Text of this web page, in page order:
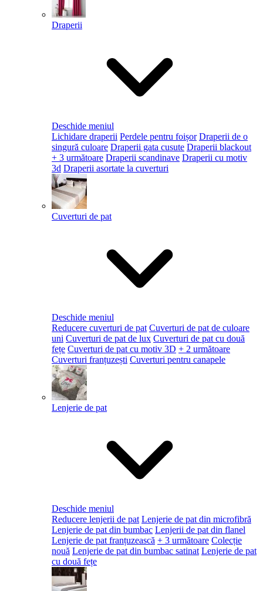
Draperii
Deschide meniul
Lichidare draperii Perdele pentru foișor Draperii de o
singură culoare Draperii gata cusute Draperii blackout
+ 3 următoare Draperii scandinave Draperii cu motiv
3d Draperii asortate la cuverturi
Cuverturi de pat
Deschide meniul
Reducere cuverturi de pat Cuverturi de pat de culoare
uni Cuverturi de pat de lux Cuverturi de pat cu două
fețe Cuverturi de pat cu motiv 3D + 2 următoare
Cuverturi franțuzești Cuverturi pentru canapele
Lenjerie de pat
Deschide meniul
Reducere lenjerii de pat Lenjerie de pat din microfibră
Lenjerie de pat din bumbac Lenjerii de pat din flanel
Lenjerie de pat franțuzească + 3 următoare Colecție
nouă Lenjerie de pat din bumbac satinat Lenjerie de pat
cu două fețe